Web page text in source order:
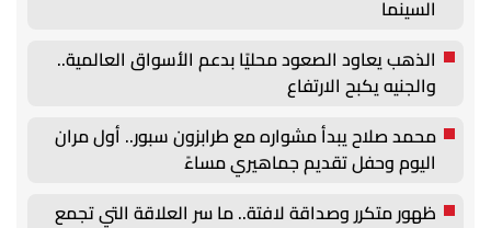
السينما
الذهب يعاود الصعود محليًا بدعم الأسواق العالمية..
والجنيه يكبح الارتفاع
محمد صلاح يبدأ مشواره مع طرابزون سبور.. أول مران
اليوم وحفل تقديم جماهيري مساءً
ظهور متكرر وصداقة لافتة.. ما سر العلاقة التي تجمع